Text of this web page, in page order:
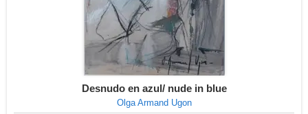
Desnudo en azul/ nude in blue
Olga Armand Ugon